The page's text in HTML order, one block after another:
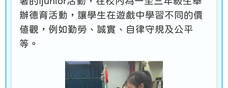
辦德育活動，讓學生在遊戲中學習不同的價
值觀，例如勤勞、誠實、自律守規及公平
等。